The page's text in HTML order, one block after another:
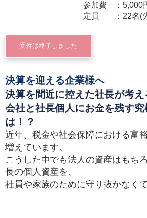
参加費
5,000
定員
22名(
受付は終了しました
決算を迎える企業様へ
決算を間近に控えた社長が考え
会社と社長個人にお金を残す究
は！？
近年、税金や社会保障における富
増えています。
こうした中でも法人の資産はもち
長の個人資産を、
社員や家族のために守り抜かなく